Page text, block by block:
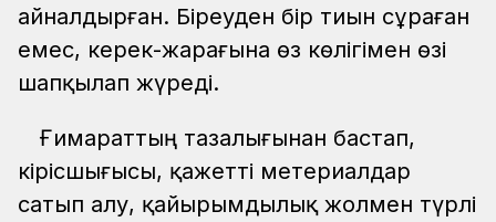
айналдырған. Біреуден бір тиын сұраған
емес, керек-жарағына өз көлігімен өзі
шапқылап жүреді.
Ғимараттың тазалығынан бастап,
кірісшығысы, қажетті метериалдар
сатып алу, қайырымдылық жолмен түрлі